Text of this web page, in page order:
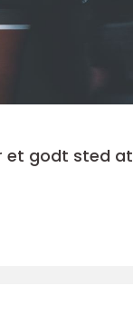
et godt sted at